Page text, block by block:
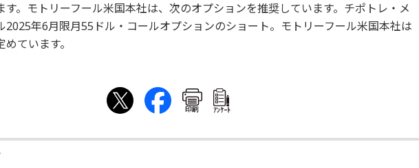
す。モトリーフール米国本社は、次のオプションを推奨しています。チポトレ・メ
2025年6月限月55ドル・コールオプションのショート。モトリーフール米国本社は
ています。
印刷 ｱﾝｹｰﾄ